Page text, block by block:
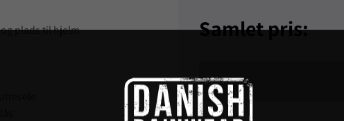
plads til hjelm
Samlet pris: